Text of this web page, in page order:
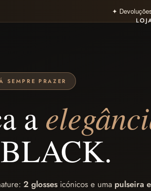
✦
SEMPRE PRAZER
a
2 glosses icónicos e uma pulseira